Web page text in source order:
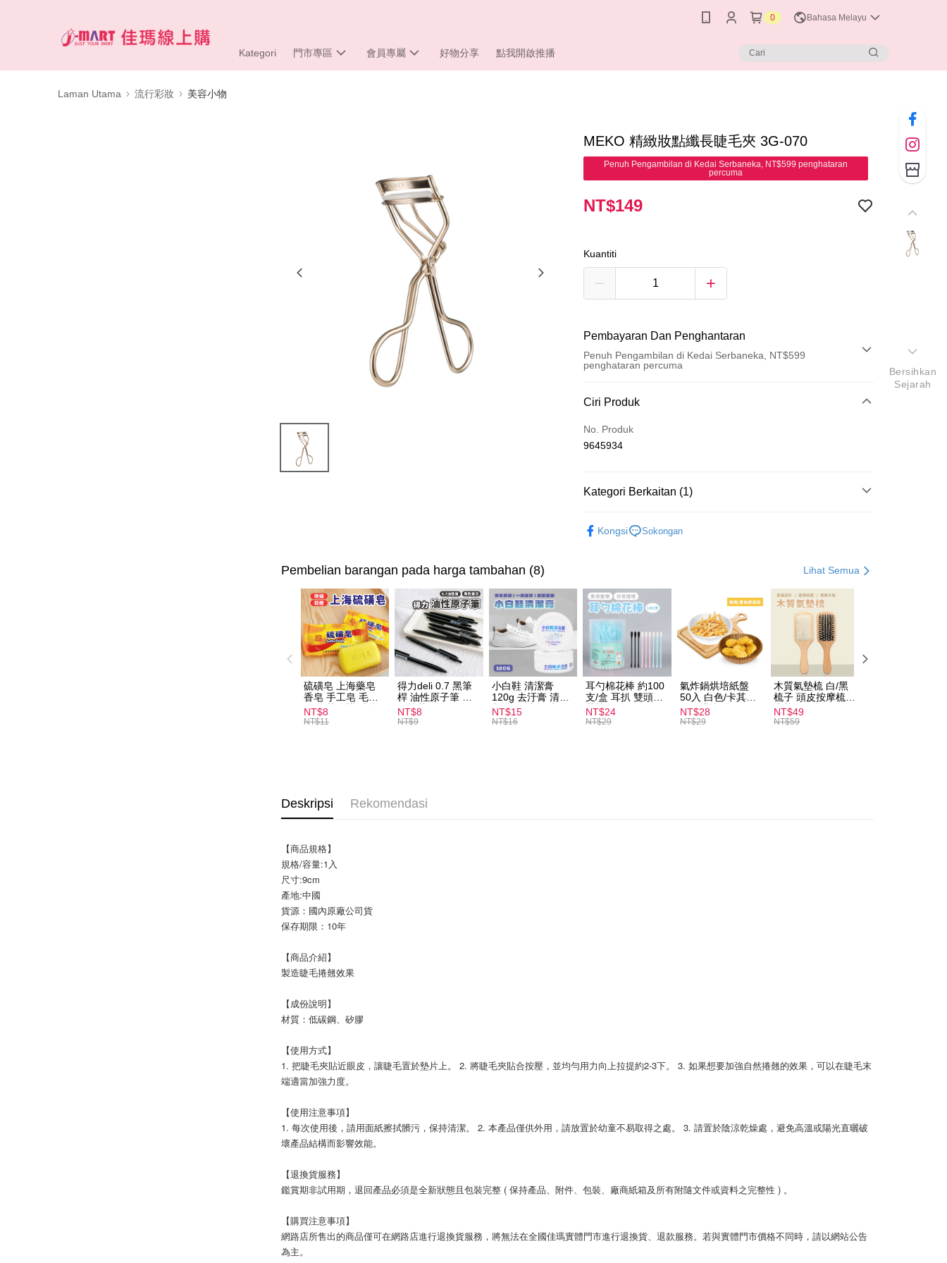
0 Bahasa Melayu
Kategori 門市專區 會員專屬 好物分享 點我開啟推播
Laman Utama 流行彩妝 美容小物
MEKO 精緻妝點纖長睫毛夾 3G-070
Penuh Pengambilan di Kedai Serbaneka, NT$599 penghataran
percuma
NT$149
Kuantiti
Pembayaran Dan Penghantaran
Penuh Pengambilan di Kedai Serbaneka, NT$599
penghataran percuma
Kaedah Pembayaran
Kad Kredit (Bayaran Penuh)
Pengambilan di Kedai Serbaneka
JKOPAY
Pilihan Penghantaran
全家取貨付款
NT$60/pesanan | Penghantaran percuma untuk pesanan
NT$599 atau lebih
付款後全家取貨
Ciri Produk
No. Produk
9645934
Kategori Berkaitan (1)
Kongsi
Sokongan
Pembelian barangan pada harga tambahan (8) Lihat Semua
硫磺皂 上海藥皂
香皂 手工皂 毛囊
炎 抑菌除蟎 清潔
護膚 去油去痘 寵
NT$8
NT$11
得力deli 0.7 黑筆
桿 油性原子筆 黑
色筆芯 S304
NT$8
NT$9
小白鞋 清潔膏
120g 去汙膏 清潔
劑 鞋子 去汙漬 白
皮鞋 鞋油
NT$15
NT$16
耳勺棉花棒 約100
支/盒 耳扒 雙頭棉
花棒
NT$24
NT$29
氣炸鍋烘培紙盤
50入 白色/卡其色
圓形烘焙紙
NT$28
NT$29
木質氣墊梳 白/黑
梳子 頭皮按摩梳
木梳
NT$49
NT$59
Deskripsi Rekomendasi
【商品規格】
規格/容量:1入
尺寸:9cm
產地:中國
貨源：國內原廠公司貨
保存期限：10年
【商品介紹】
製造睫毛捲翹效果
【成份說明】
材質：低碳鋼、矽膠
【使用方式】
1. 把睫毛夾貼近眼皮，讓睫毛置於墊片上。 2. 將睫毛夾貼合按壓，並均勻用力向上拉提約2-3下。 3. 如果想要加強自然捲翹的效果，可以在睫毛末
端適當加強力度。
【使用注意事項】
1. 每次使用後，請用面紙擦拭髒污，保持清潔。 2. 本產品僅供外用，請放置於幼童不易取得之處。 3. 請置於陰涼乾燥處，避免高溫或陽光直曬破
壞產品結構而影響效能。
【退換貨服務】
鑑賞期非試用期，退回產品必須是全新狀態且包裝完整 ( 保持產品、附件、包裝、廠商紙箱及所有附隨文件或資料之完整性 ) 。
【購買注意事項】
網路店所售出的商品僅可在網路店進行退換貨服務，將無法在全國佳瑪實體門市進行退換貨、退款服務。若與實體門市價格不同時，請以網站公告
為主。
Bersihkan
Sejarah